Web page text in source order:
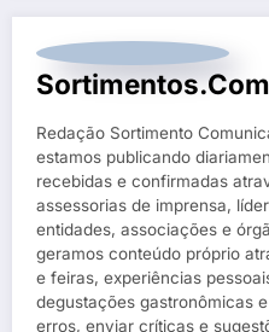
Sortimentos.com
Redação Sortimento
estamos publicando
recebidas e confirmadas
assessorias de imprensa,
entidades, associações e
geramos conteúdo próprio
e feiras, experiências
degustações gastronômicas
erros, enviar críticas e